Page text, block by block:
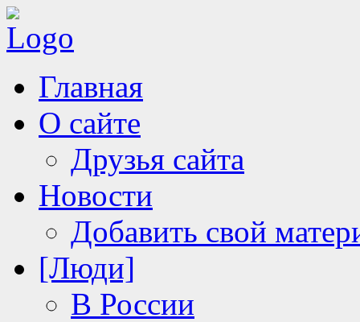
Главная
О сайте
Друзья сайта
Новости
Добавить свой
[Люди]
В России